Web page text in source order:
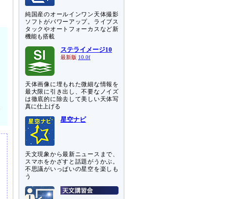
純国産のオールインワン天体撮影
ソフトがパワーアップ。ライブス
タックやオートフォーカスなど新
機能も搭載
ステライメージ10
最新版 10.0f
天体画像に埋もれた微細な情報を
最大限に引き出し、不要なノイズ
は徹底的に除去して美しい天体写
真に仕上げる
星空ナビ
天文現象から最新ニュースまで、
スマホをかざすと話題がうかぶ。
不思議がいっぱいの星空を楽しも
う